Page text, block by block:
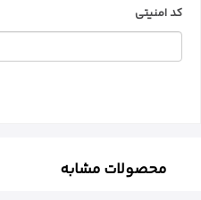
کد امنیتی
محصولات مشابه